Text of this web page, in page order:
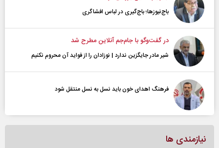
باج‌نیوزها؛ باج‌گیری در لباس افشاگری
در گفت‌و‌گو با جام‌جم آنلاین مطرح شد
شیر مادر جایگزین ندارد | نوزادان را از فواید آن محروم نکنیم
فرهنگ اهدای خون باید نسل به نسل منتقل شود
نیازمندی ها